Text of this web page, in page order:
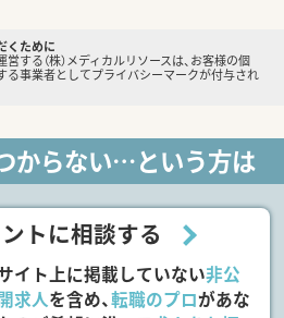
くために
する（株）メディカルリソースは、お客様の個
る事業者としてプライバシーマークが付与され
からない…という方は
トに相談する
イト上に掲載していない非公
求人を含め、転職のプロがあな